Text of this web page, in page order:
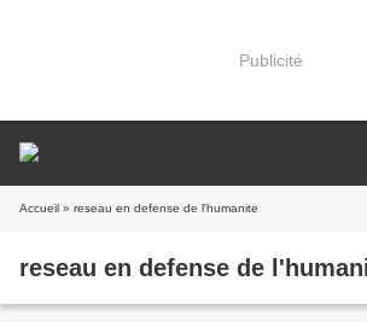
Publicité
Accueil » reseau en defense de l'humanite
reseau en defense de